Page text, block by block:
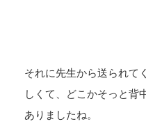
それに先生から送られて
しくて、どこかそっと背
ありましたね。